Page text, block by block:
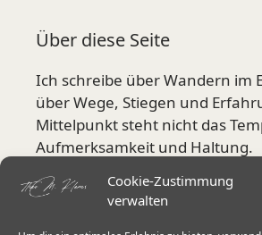
Cookie-Zustimmung
verwalten
Über diese Seite
Ich schreibe über Wandern im
über Wege, Stiegen und
Mittelpunkt steht nicht das
Aufmerksamkeit und Haltung.
Mehr über mich